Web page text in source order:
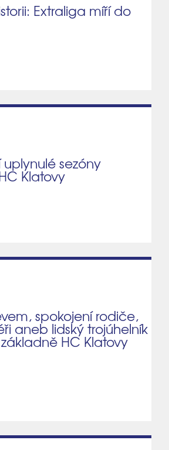
Extraliga míří do
sezóny
Klatovy
spokojení rodiče,
aneb lidský trojúhelník
HC Klatovy